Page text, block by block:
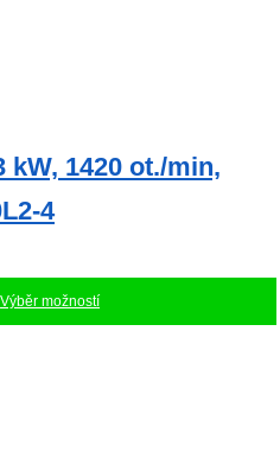
1420 ot./min,
4
Výběr možností